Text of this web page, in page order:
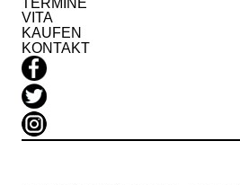
VITA
KAUFEN
KONTAKT